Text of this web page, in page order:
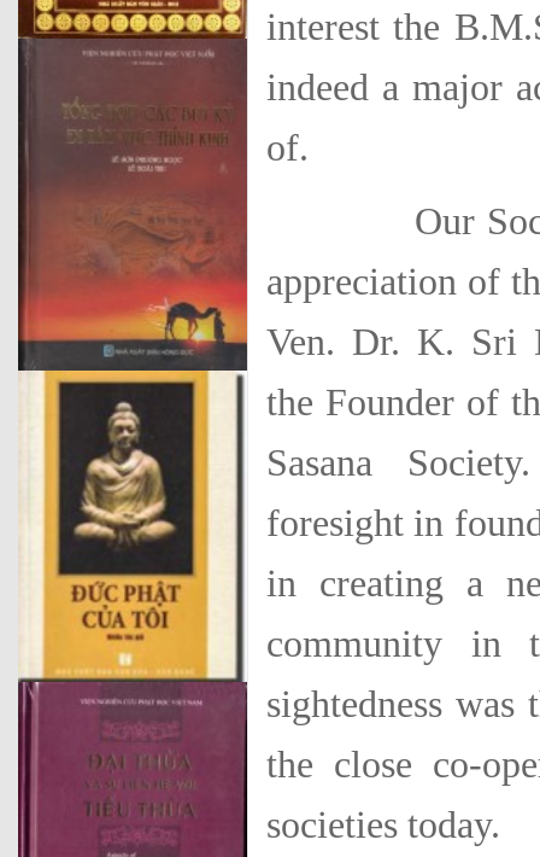
interest the
indeed a major
of.
Our Society
appreciation of
Ven. Dr. K. Sri
the Founder of
Sasana
foresight in
in creating a
community in
sightedness
the close co-
societies today.